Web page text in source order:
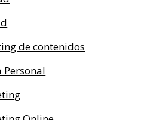
de contenidos
Personal